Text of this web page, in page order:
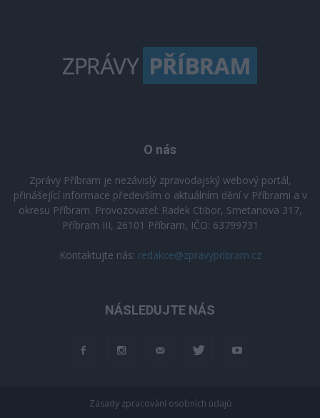
O nás
Zprávy Příbram je nezávislý zpravodajský webový portál,
přinášející informace především o aktuálním dění v Příbrami a v
okresu Příbram. Provozovatel: Radek Ctibor, Smetanova 317,
Příbram III, 26101 Příbram, IČO: 63799731
Kontaktujte nás: redakce@zpravypribram.cz
NÁSLEDUJTE NÁS
Zásady zpracování osobních údajů